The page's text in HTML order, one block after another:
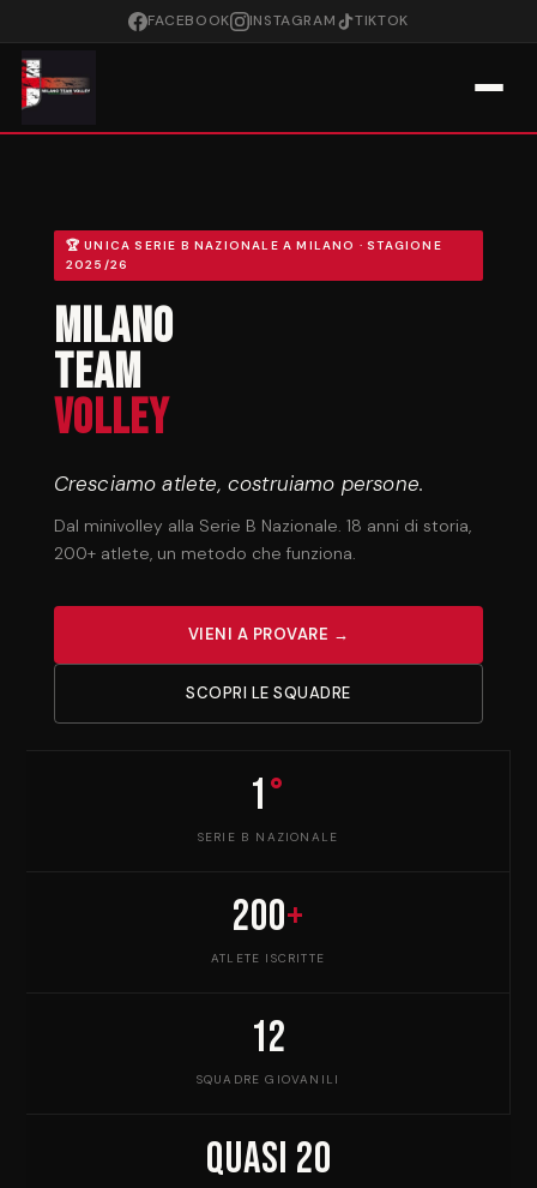
FACEBOOK INSTAGRAM TIKTOK
🏆 UNICA SERIE B NAZIONALE A MILANO · STAGIONE
2025/26
Milano
Team
Volley
Cresciamo atlete, costruiamo persone.
Dal minivolley alla Serie B Nazionale. 18 anni di storia,
200+ atlete, un metodo che funziona.
VIENI A PROVARE →
SCOPRI LE SQUADRE
1°
SERIE B NAZIONALE
200+
ATLETE ISCRITTE
12
SQUADRE GIOVANILI
Quasi 20